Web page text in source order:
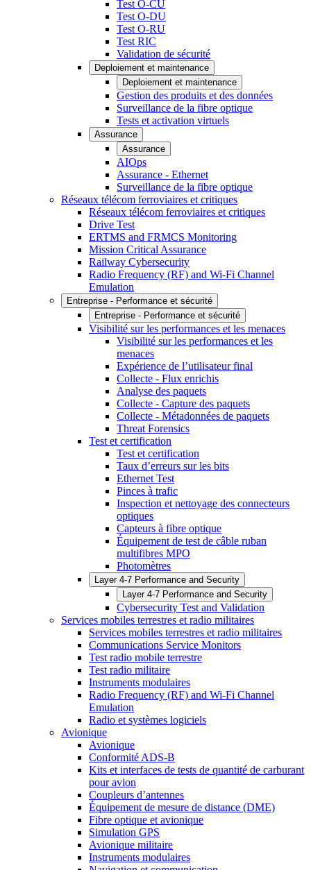
Test O-CU
Test O-DU
Test O-RU
Test RIC
Validation de sécurité
Deploiement et maintenance
Deploiement et maintenance
Gestion des produits et des données
Surveillance de la fibre optique
Tests et activation virtuels
Assurance
Assurance
AIOps
Assurance - Ethernet
Surveillance de la fibre optique
Réseaux télécom ferroviaires et critiques
Réseaux télécom ferroviaires et critiques
Drive Test
ERTMS and FRMCS Monitoring
Mission Critical Assurance
Railway Cybersecurity
Radio Frequency (RF) and Wi-Fi Channel
Emulation
Entreprise - Performance et sécurité
Entreprise - Performance et sécurité
Visibilité sur les performances et les menaces
Visibilité sur les performances et les
menaces
Expérience de l’utilisateur final
Collecte - Flux enrichis
Analyse des paquets
Collecte - Capture des paquets
Collecte - Métadonnées de paquets
Threat Forensics
Test et certification
Test et certification
Taux d’erreurs sur les bits
Ethernet Test
Pinces à trafic
Inspection et nettoyage des connecteurs
optiques
Capteurs à fibre optique
Équipement de test de câble ruban
multifibres MPO
Photomètres
Layer 4-7 Performance and Security
Layer 4-7 Performance and Security
Cybersecurity Test and Validation
Services mobiles terrestres et radio militaires
Services mobiles terrestres et radio militaires
Communications Service Monitors
Test radio mobile terrestre
Test radio militaire
Instruments modulaires
Radio Frequency (RF) and Wi-Fi Channel
Emulation
Radio et systèmes logiciels
Avionique
Avionique
Conformité ADS-B
Kits et interfaces de tests de quantité de carburant
pour avion
Coupleurs d’antennes
Équipement de mesure de distance (DME)
Fibre optique et avionique
Simulation GPS
Avionique militaire
Instruments modulaires